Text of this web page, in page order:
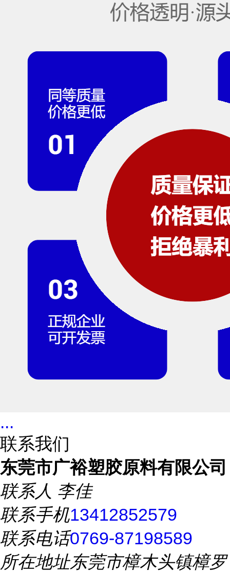
...
联系我们
东莞市广裕塑胶原料有限公司
联系人 李佳
联系手机13412852579
联系电话0769-87198589
所在地址东莞市樟木头镇樟罗